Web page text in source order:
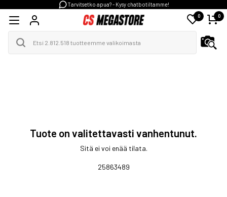
Tarvitsetko apua? - Kysy chatbotiltamme!
0 0
Tuote on valitettavasti vanhentunut.
Sitä ei voi enää tilata.
25863489